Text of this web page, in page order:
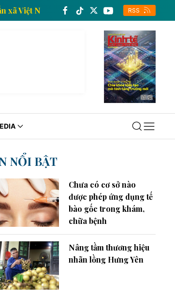
Thông tấn xã Việt Nam Trang thông
RSS
NỔI BẬT
Chưa có cơ sở nào
được phép ứng dụng tế
bào gốc trong khám,
chữa bệnh
Nâng tầm thương hiệu
nhãn lồng Hưng Yên